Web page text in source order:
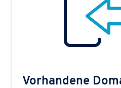
Vorhandene